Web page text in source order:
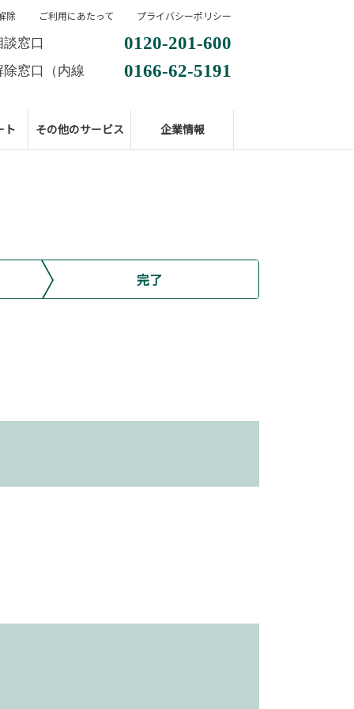
談窓口 0120-201-600
除窓口（内線
0166-62-5191
ト その他のサービス 企業情報
除 ご利用にあたって プライバシーポリシー
完了